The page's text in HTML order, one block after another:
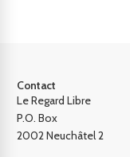
Contact
Le Regard Libre
P.O. Box
2002 Neuchâtel 2